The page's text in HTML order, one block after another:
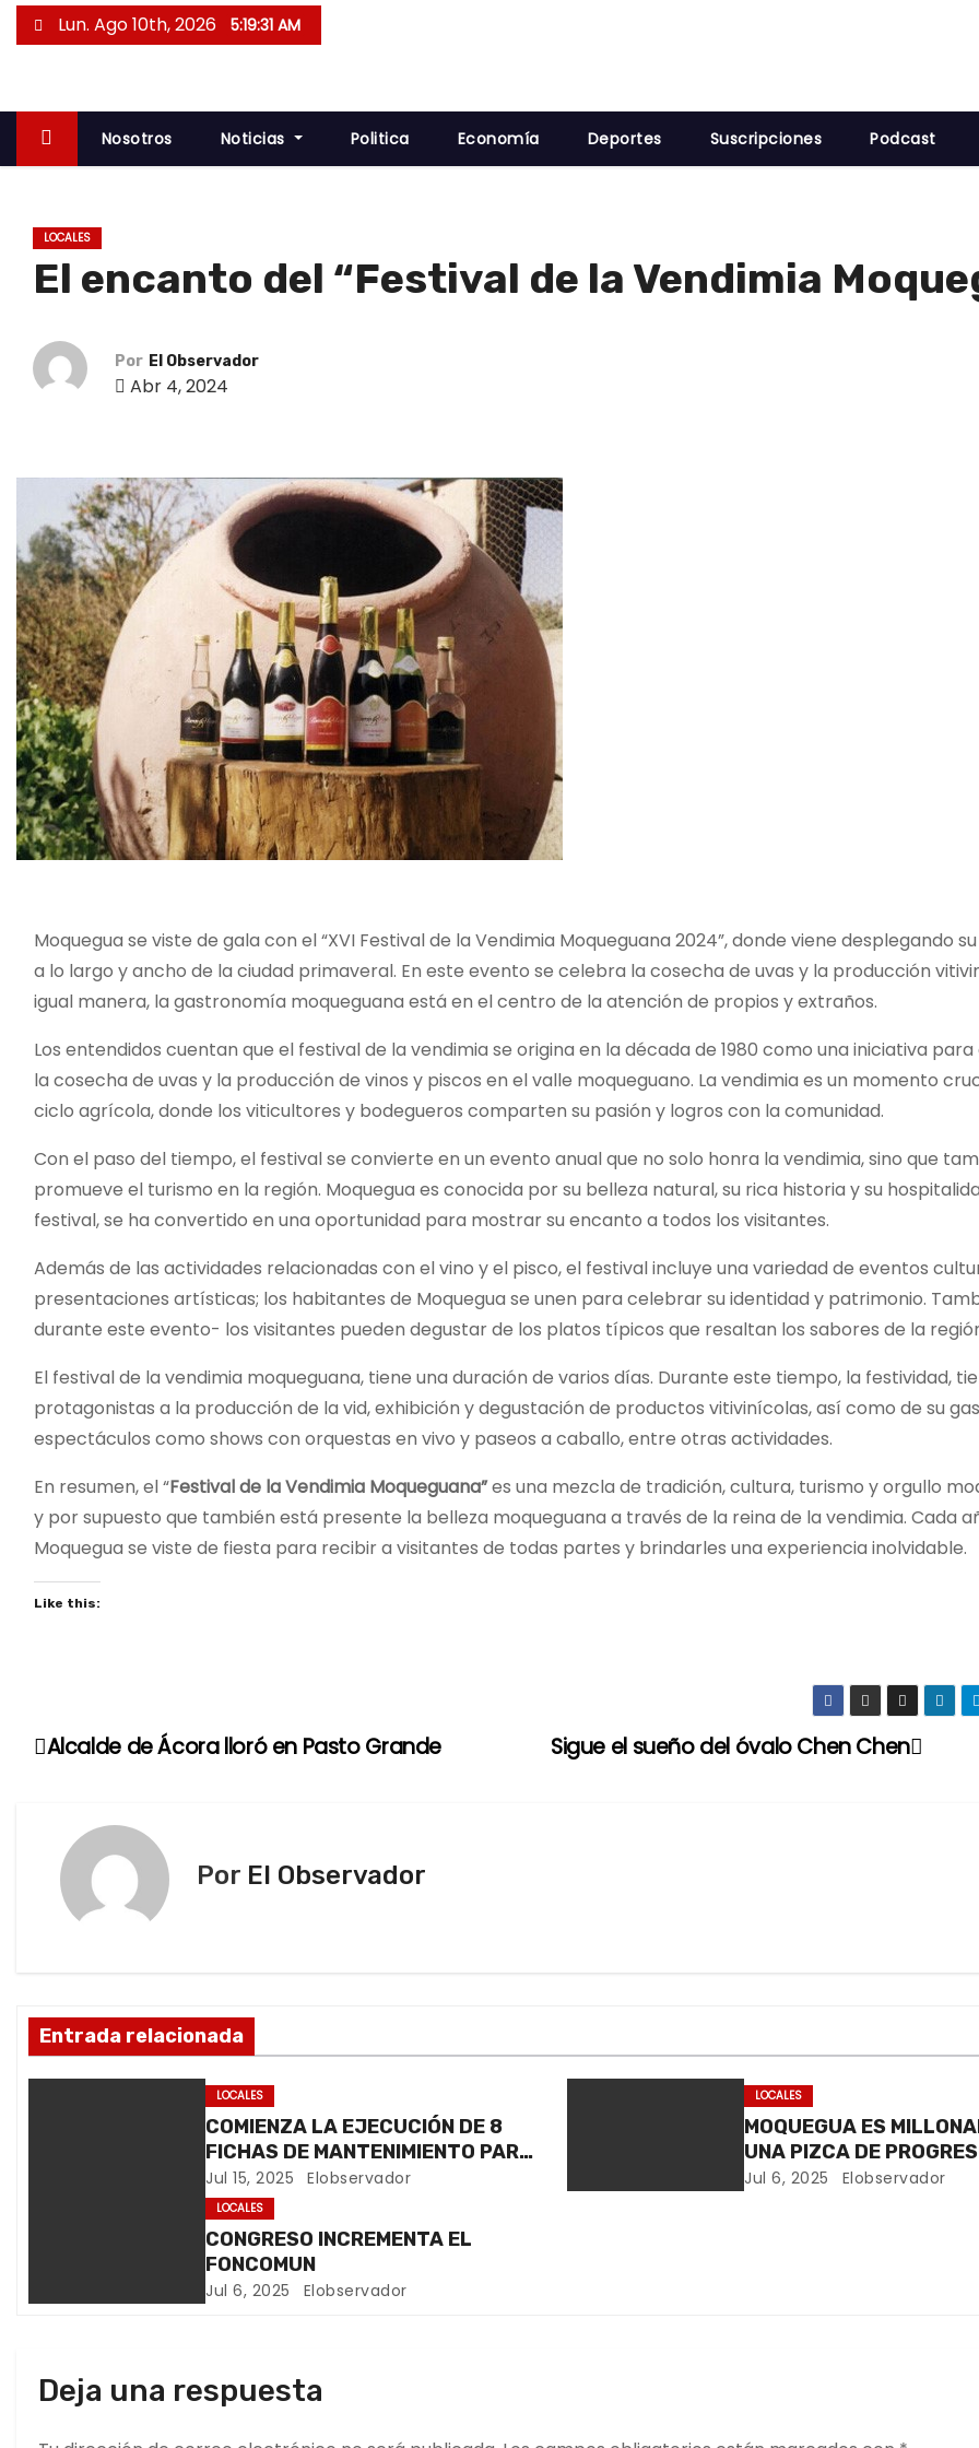
t
r
Lun. Ago 10th, 2026 5:19:31 AM
Nosotros Noticias Politica Economía Deportes Suscripciones Podcast
LOCALES
El encanto del “Festival de la Vendimia
Por El Observador
Abr 4, 2024
Moquegua se viste de gala con el “XVI Festival de la Vendimia Moqueguana 2024”, donde viene desplegando
a lo largo y ancho de la ciudad primaveral. En este evento se celebra la cosecha de uvas y la producción
igual manera, la gastronomía moqueguana está en el centro de la atención de propios y extraños.
Los entendidos cuentan que el festival de la vendimia se origina en la década de 1980 como una iniciativa
la cosecha de uvas y la producción de vinos y piscos en el valle moqueguano. La vendimia es un momento
ciclo agrícola, donde los viticultores y bodegueros comparten su pasión y logros con la comunidad.
Con el paso del tiempo, el festival se convierte en un evento anual que no solo honra la vendimia, sino que
promueve el turismo en la región. Moquegua es conocida por su belleza natural, su rica historia y su
festival, se ha convertido en una oportunidad para mostrar su encanto a todos los visitantes.
Además de las actividades relacionadas con el vino y el pisco, el festival incluye una variedad de eventos
presentaciones artísticas; los habitantes de Moquegua se unen para celebrar su identidad y patrimonio.
durante este evento- los visitantes pueden degustar de los platos típicos que resaltan los sabores de la
El festival de la vendimia moqueguana, tiene una duración de varios días. Durante este tiempo, la festividad,
protagonistas a la producción de la vid, exhibición y degustación de productos vitivinícolas, así como de su
espectáculos como shows con orquestas en vivo y paseos a caballo, entre otras actividades.
En resumen, el “Festival de la Vendimia Moqueguana”es una mezcla de tradición, cultura, turismo y orgullo
y por supuesto que también está presente la belleza moqueguana a través de la reina de la vendimia. Cada
Moquegua se viste de fiesta para recibir a visitantes de todas partes y brindarles una experiencia inolvidable.
Like this:
N
c
i
e
t
Sigue el sueño del óvalo Chen Chen
Alcalde de Ácora lloró en Pasto Grande
Por El Observador
Entrada relacionada
LOCALES
COMIENZA LA EJECUCIÓN DE 8
FICHAS DE MANTENIMIENTO PARA
MEJORAR EL ORNATO RURAL Y
URBANO DE SAN ANTONIO
Jul 15, 2025 Elobservador
LOCALES
MOQUEGUA ES
UNA PIZCA DE
Jul 6, 2025 Elobservador
LOCALES
CONGRESO INCREMENTA EL
FONCOMUN
Jul 6, 2025 Elobservador
Deja una respuesta